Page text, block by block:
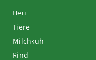
Heu
Tiere
Milchkuh
Rind